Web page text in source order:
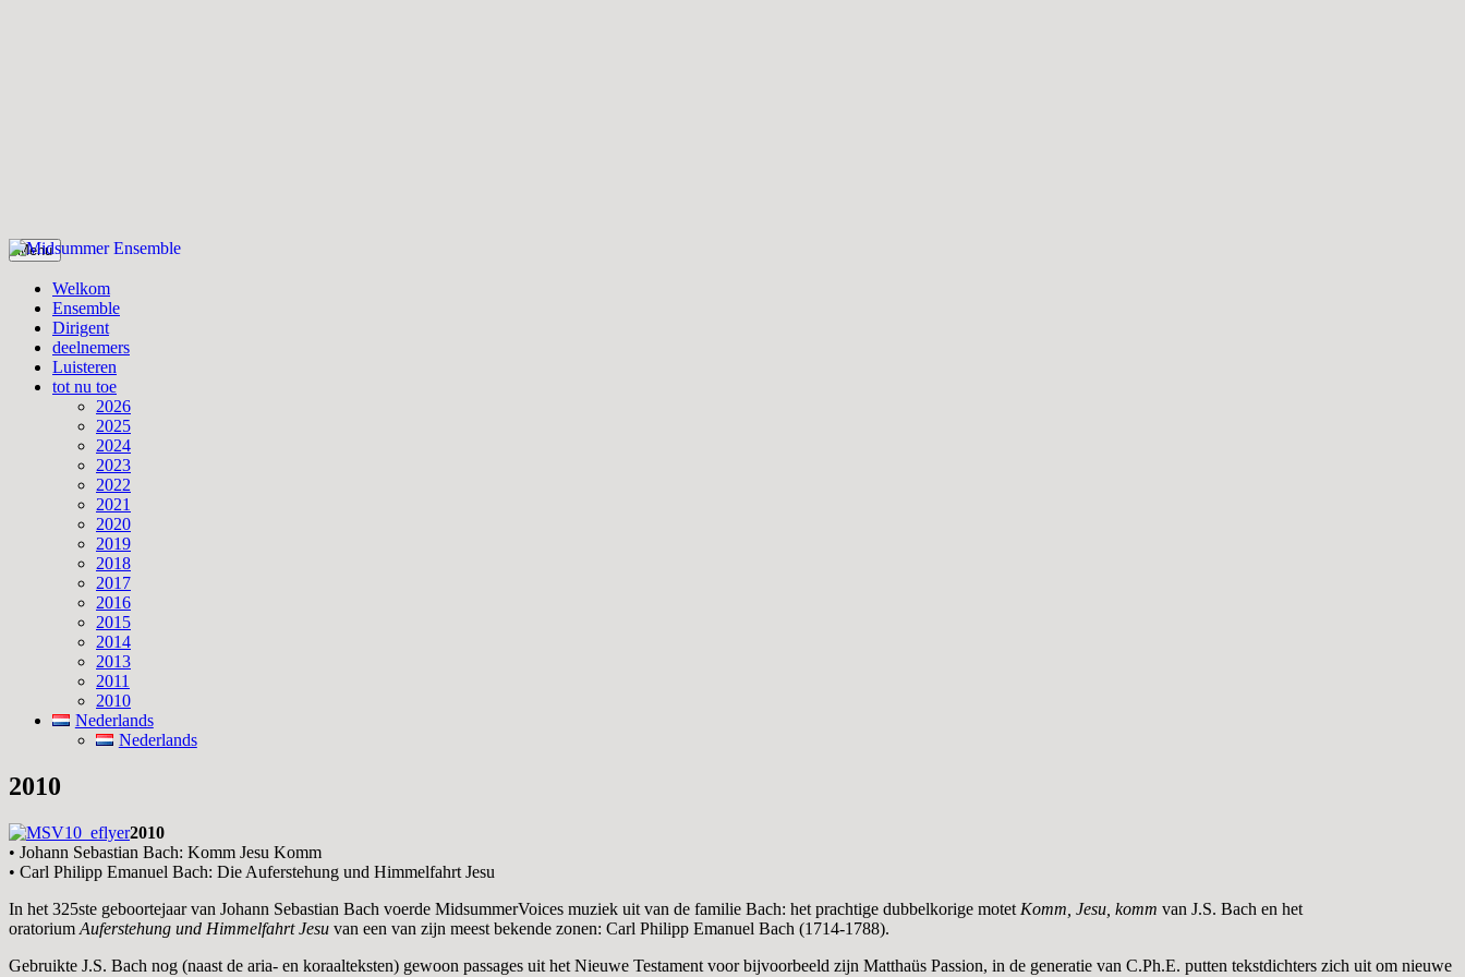
Skip
to
content
Midsummer Ensemble
Menu
Welkom
Ensemble
Dirigent
deelnemers
Luisteren
tot nu toe
2026
2025
2024
2023
2022
2021
2020
2019
2018
2017
2016
2015
2014
2013
2011
2010
Nederlands
Nederlands
2010
2010
• Johann Sebastian Bach: Komm Jesu Komm
• Carl Philipp Emanuel Bach: Die Auferstehung und Himmelfahrt Jesu
In het 325ste geboortejaar van Johann Sebastian Bach voerde MidsummerVoices muziek uit van de familie Bach: het prachtige dubbelkorige motet Komm, Jesu, komm van J.S. Bach en het
oratorium Auferstehung und Himmelfahrt Jesu van een van zijn meest bekende zonen: Carl Philipp Emanuel Bach (1714-1788).
Gebruikte J.S. Bach nog (naast de aria- en koraalteksten) gewoon passages uit het Nieuwe Testament voor bijvoorbeeld zijn Matthaüs Passion, in de generatie van C.Ph.E. putten tekstdichters zich uit om nieuwe